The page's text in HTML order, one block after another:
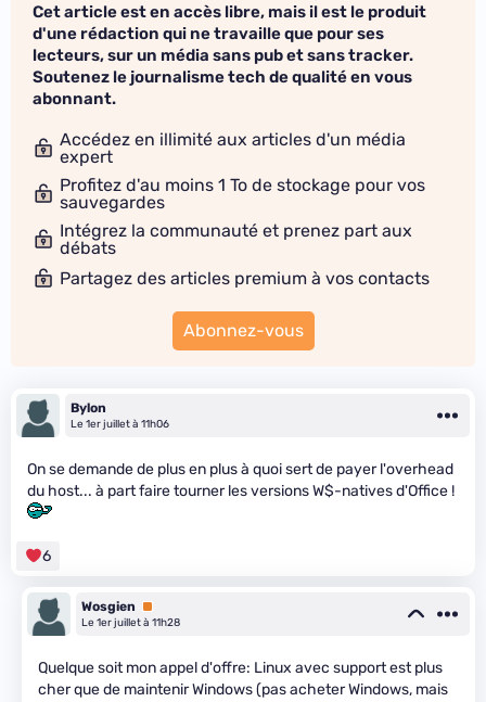
Cet article est en accès libre, mais il est le produit
d'une rédaction qui ne travaille que pour ses
lecteurs, sur un média sans pub et sans tracker.
Soutenez le journalisme tech de qualité en vous
abonnant.
Accédez en illimité aux articles d'un média
expert
Profitez d'au moins 1 To de stockage pour vos
sauvegardes
Intégrez la communauté et prenez part aux
débats
Partagez des articles premium à vos contacts
Abonnez-vous
Bylon
Le 1er juillet à 11h06
On se demande de plus en plus à quoi sert de payer l'overhead
du host... à part faire tourner les versions W$-natives d'Office !
6
Wosgien
Premium
Le 1er juillet à 11h28
Quelque soit mon appel d'offre: Linux avec support est plus
cher que de maintenir Windows (pas acheter Windows, mais